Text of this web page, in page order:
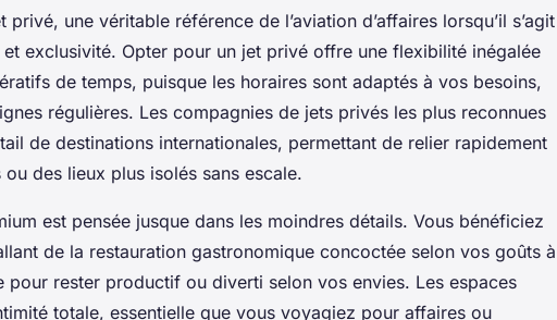
privé, une véritable référence de l’aviation d’affaires lorsqu’il s’agit
exclusivité. Opter pour un jet privé offre une flexibilité inégalée
de temps, puisque les horaires sont adaptés à vos besoins,
régulières. Les compagnies de jets privés les plus reconnues
de destinations internationales, permettant de relier rapidement
des lieux plus isolés sans escale.
est pensée jusque dans les moindres détails. Vous bénéficiez
de la restauration gastronomique concoctée selon vos goûts à
pour rester productif ou diverti selon vos envies. Les espaces
totale, essentielle que vous voyagiez pour affaires ou